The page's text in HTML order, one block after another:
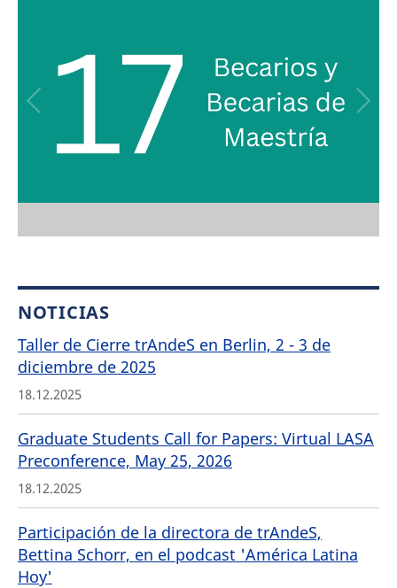
NOTICIAS
Taller de Cierre trAndeS en Berlin, 2 - 3 de
diciembre de 2025
18.12.2025
Graduate Students Call for Papers: Virtual LASA
Preconference, May 25, 2026
18.12.2025
Participación de la directora de trAndeS,
Bettina Schorr, en el podcast 'América Latina
Hoy'